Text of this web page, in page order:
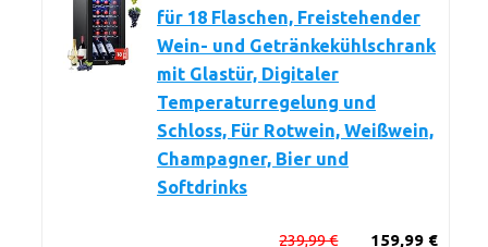
für 18 Flaschen, Freistehender
Wein- und Getränkekühlschrank
mit Glastür, Digitaler
Temperaturregelung und
Schloss, Für Rotwein, Weißwein,
Champagner, Bier und
Softdrinks
159,99 €
239,99 €